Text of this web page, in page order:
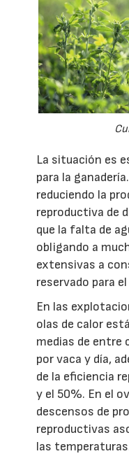
La situación es
para la
reduciendo la
reproductiva de
que la falta de
obligando a
extensivas a
reservado para
En las
olas de calor
medias de entre
por vaca y día,
de la eficiencia
y el 50%. En el
descensos de
reproductivas
las